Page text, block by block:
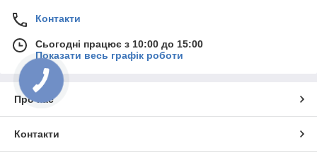
Контакти
Сьогодні працює з 10:00 до 15:00
Показати весь графік роботи
Про нас
Контакти